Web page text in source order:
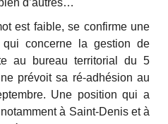
est faible, se confirme une
concerne la gestion de
au bureau territorial du 5
prévoit sa ré-adhésion au
Une position qui a
à Saint-Denis et à